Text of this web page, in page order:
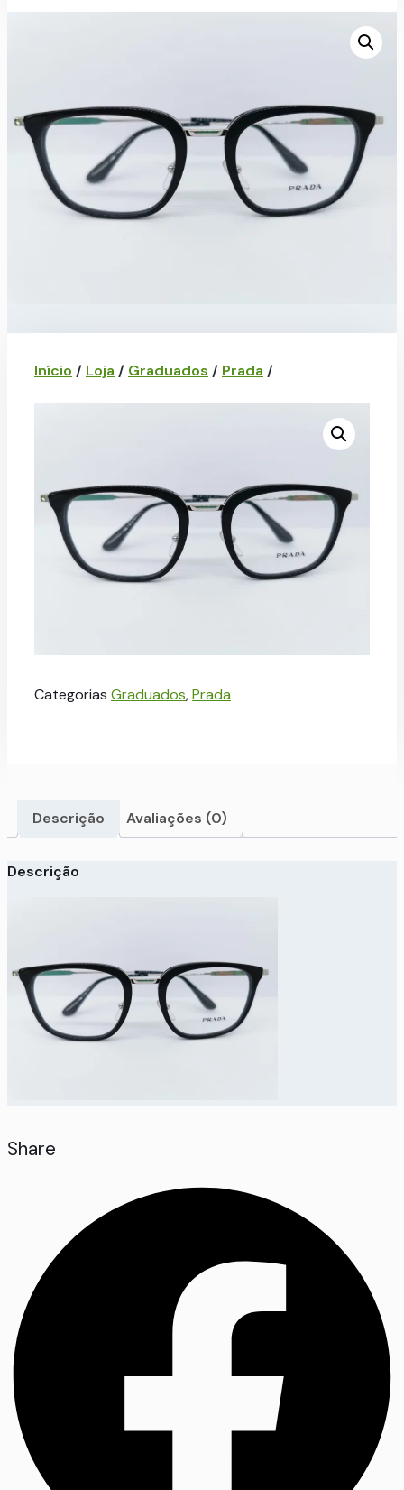
Início / Loja / Graduados / Prada /
Categorias Graduados,Prada
Descrição Avaliações (0)
Descrição
Share